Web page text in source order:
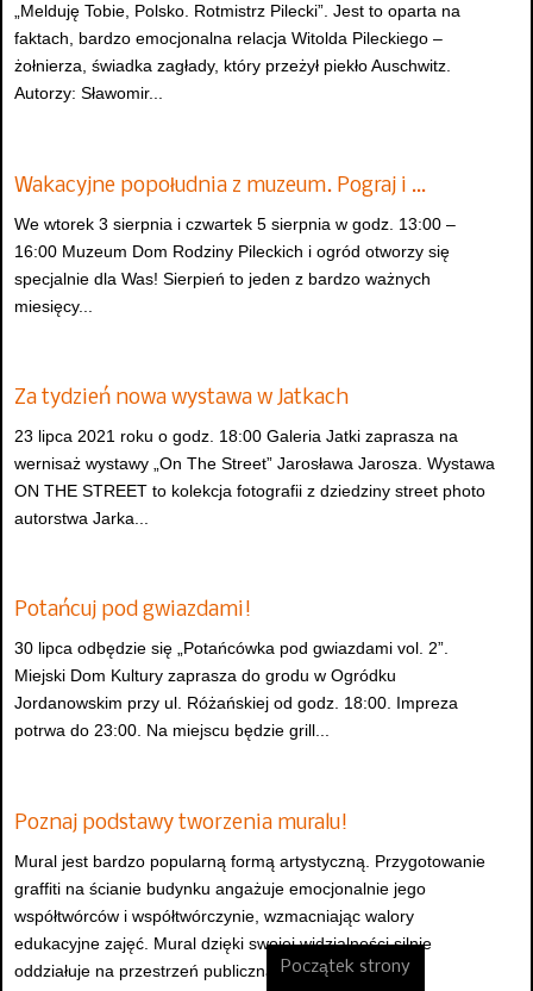
„Melduję Tobie, Polsko. Rotmistrz Pilecki”. Jest to oparta na
faktach, bardzo emocjonalna relacja Witolda Pileckiego –
żołnierza, świadka zagłady, który przeżył piekło Auschwitz.
Autorzy: Sławomir...
Wakacyjne popołudnia z muzeum. Pograj i …
We wtorek 3 sierpnia i czwartek 5 sierpnia w godz. 13:00 –
16:00 Muzeum Dom Rodziny Pileckich i ogród otworzy się
specjalnie dla Was! Sierpień to jeden z bardzo ważnych
miesięcy...
Za tydzień nowa wystawa w Jatkach
23 lipca 2021 roku o godz. 18:00 Galeria Jatki zaprasza na
wernisaż wystawy „On The Street” Jarosława Jarosza. Wystawa
ON THE STREET to kolekcja fotografii z dziedziny street photo
autorstwa Jarka...
Potańcuj pod gwiazdami!
30 lipca odbędzie się „Potańcówka pod gwiazdami vol. 2”.
Miejski Dom Kultury zaprasza do grodu w Ogródku
Jordanowskim przy ul. Różańskiej od godz. 18:00. Impreza
potrwa do 23:00. Na miejscu będzie grill...
Poznaj podstawy tworzenia muralu!
Mural jest bardzo popularną formą artystyczną. Przygotowanie
graffiti na ścianie budynku angażuje emocjonalnie jego
współtwórców i współtwórczynie, wzmacniając walory
edukacyjne zajęć. Mural dzięki swojej widzialności silnie
oddziałuje na przestrzeń publiczną...Początek strony